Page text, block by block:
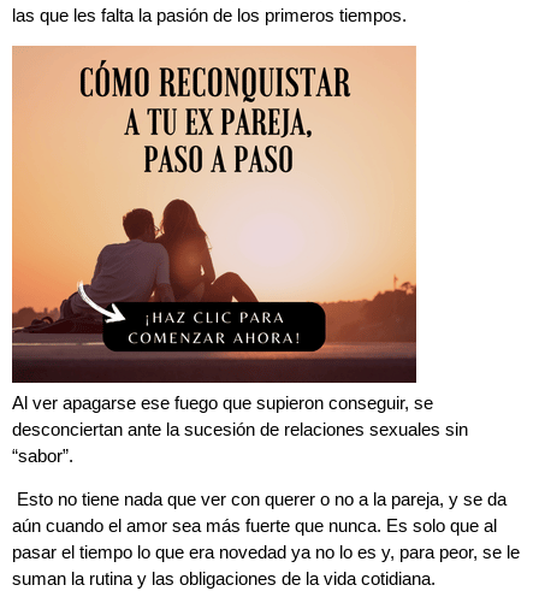
las que les falta la pasión de los primeros tiempos.
Al ver apagarse ese fuego que supieron conseguir, se
desconciertan ante la sucesión de relaciones sexuales sin
“sabor”.
Esto no tiene nada que ver con querer o no a la pareja, y se da
aún cuando el amor sea más fuerte que nunca. Es solo que al
pasar el tiempo lo que era novedad ya no lo es y, para peor, se le
suman la rutina y las obligaciones de la vida cotidiana.